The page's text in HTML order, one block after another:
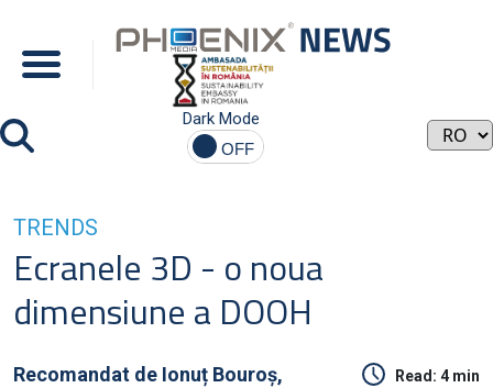
Dark Mode
TRENDS
Ecranele 3D - o noua
dimensiune a DOOH
Recomandat de Ionuț Bouroș, Read: 4 min